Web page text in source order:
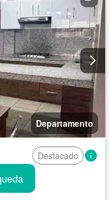
Departamento
Destacado